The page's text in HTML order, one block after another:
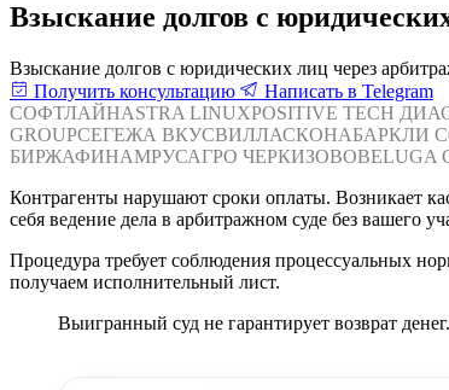
Взыскание долгов с
Взыскание долгов с юридических лиц через
Получить консультацию
Написать в Telegram
СОФТЛАЙНASTRA LINUXPOSITIVE TECH
GROUPСЕГЕЖА ВКУСВИЛЛАСКОНАБАРКЛИ
БИРЖАФИНАМРУСАГРО ЧЕРКИЗОВОBELUGA
Контрагенты нарушают сроки оплаты. Возникает
себя ведение дела в арбитражном суде без вашего
Процедура требует соблюдения процессуальных
получаем исполнительный лист.
Выигранный суд не гарантирует возврат